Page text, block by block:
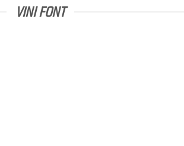
VINI FONT